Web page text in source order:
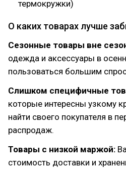
термокружки)
О каких товарах лучше
Сезонные товары вне
одежда и аксессуары в
пользоваться большим
Слишком специфичные
которые интересны узкому
найти своего покупателя в
распродаж.
Товары с низкой маржой:
стоимость доставки и